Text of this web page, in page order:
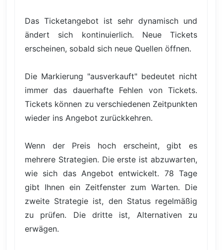
Das Ticketangebot ist sehr dynamisch und
ändert sich kontinuierlich. Neue Tickets
erscheinen, sobald sich neue Quellen öffnen.
Die Markierung "ausverkauft" bedeutet nicht
immer das dauerhafte Fehlen von Tickets.
Tickets können zu verschiedenen Zeitpunkten
wieder ins Angebot zurückkehren.
Wenn der Preis hoch erscheint, gibt es
mehrere Strategien. Die erste ist abzuwarten,
wie sich das Angebot entwickelt. 78 Tage
gibt Ihnen ein Zeitfenster zum Warten. Die
zweite Strategie ist, den Status regelmäßig
zu prüfen. Die dritte ist, Alternativen zu
erwägen.